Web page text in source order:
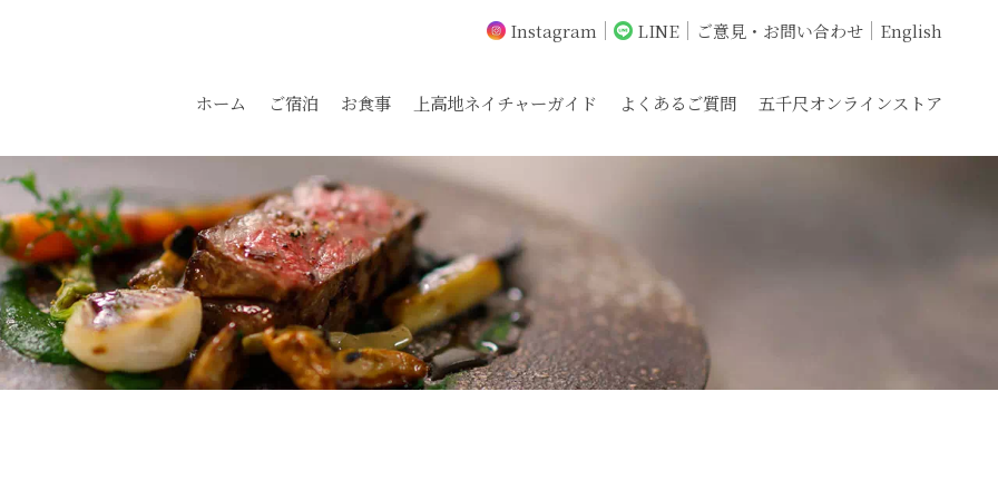
Instagram LINE ご意見・お問い合わせ English
ホーム ご宿泊 お食事 上高地ネイチャーガイド よくあるご質問 五千尺オンラインストア